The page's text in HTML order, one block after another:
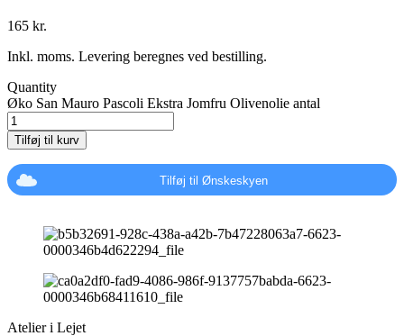
165 kr.
Inkl. moms. Levering beregnes ved bestilling.
Quantity
Øko San Mauro Pascoli Ekstra Jomfru Olivenolie antal
Tilføj til kurv
Tilføj til Ønskeskyen
Atelier i Lejet